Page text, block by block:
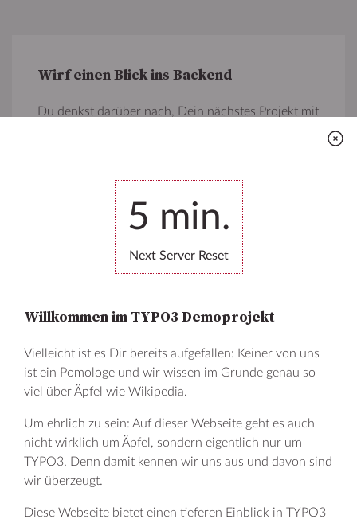
Wirf einen Blick ins Backend
Du denkst darüber nach, Dein nächstes Projekt mit
Logge Dich ins Backend ein, ändere und lösche was
auch immer Du möchtest und lass dich von TYPO3
Zum Backend
Learn more
Kontakt
5 min.
Next Server Reset
Willkommen im TYPO3 Demoprojekt
Vielleicht ist es Dir bereits aufgefallen: Keiner von uns
ist ein Pomologe und wir wissen im Grunde genau so
viel über Äpfel wie Wikipedia.
Um ehrlich zu sein: Auf dieser Webseite geht es auch
nicht wirklich um Äpfel, sondern eigentlich nur um
TYPO3. Denn damit kennen wir uns aus und davon sind
wir überzeugt.
Diese Webseite bietet einen tieferen Einblick in TYPO3